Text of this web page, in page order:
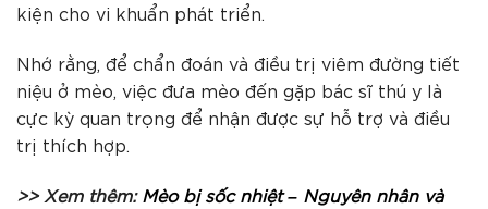
kiện cho vi khuẩn phát triển.
Nhớ rằng, để chẩn đoán và điều trị viêm đường tiết
niệu ở mèo, việc đưa mèo đến gặp bác sĩ thú y là
cực kỳ quan trọng để nhận được sự hỗ trợ và điều
trị thích hợp.
>> Xem thêm: Mèo bị sốc nhiệt – Nguyên nhân và